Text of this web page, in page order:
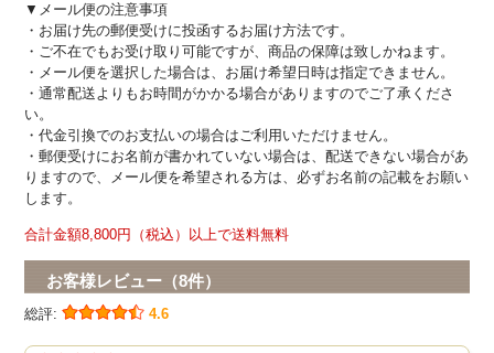
▼メール便の注意事項
・お届け先の郵便受けに投函するお届け方法です。
・ご不在でもお受け取り可能ですが、商品の保障は致しかねます。
・メール便を選択した場合は、お届け希望日時は指定できません。
・通常配送よりもお時間がかかる場合がありますのでご了承くださ
い。
・代金引換でのお支払いの場合はご利用いただけません。
・郵便受けにお名前が書かれていない場合は、配送できない場合があ
りますので、メール便を希望される方は、必ずお名前の記載をお願い
します。
合計金額8,800円（税込）以上で送料無料
お客様レビュー（8件）
総評: 4.6